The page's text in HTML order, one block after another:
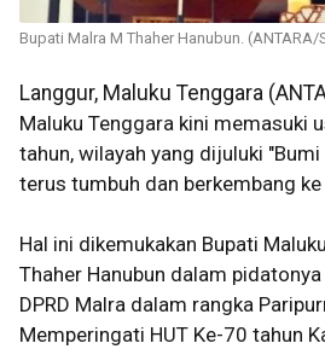
Bupati Malra M Thaher Hanubun. (ANTARA/
Langgur, Maluku Tenggara
Maluku Tenggara kini memasuki
tahun, wilayah yang dijuluki
terus tumbuh dan berkembang
Hal ini dikemukakan Bupati
Thaher Hanubun dalam
DPRD Malra dalam rangka
Memperingati HUT Ke-70 tahun